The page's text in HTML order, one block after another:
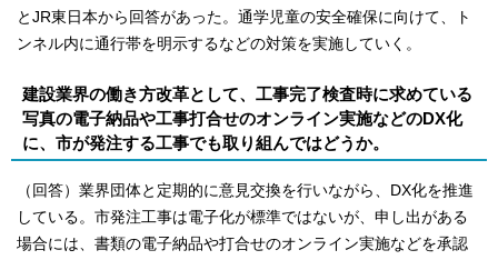
とJR東日本から回答があった。通学児童の安全確保に向けて、ト
ンネル内に通行帯を明示するなどの対策を実施していく。
建設業界の働き方改革として、工事完了検査時に求めている
写真の電子納品や工事打合せのオンライン実施などのDX化
に、市が発注する工事でも取り組んではどうか。
（回答）業界団体と定期的に意見交換を行いながら、DX化を推進
している。市発注工事は電子化が標準ではないが、申し出がある
場合には、書類の電子納品や打合せのオンライン実施などを承認